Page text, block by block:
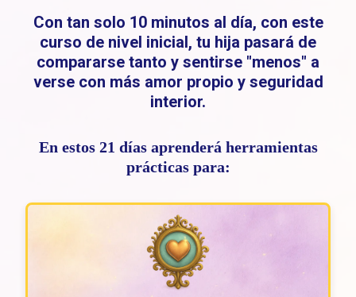
Con tan solo 10 minutos al día, con este
curso de nivel inicial, tu hija pasará de
compararse tanto y sentirse "menos" a
verse con más amor propio y seguridad
interior.
En estos 21 días aprenderá herramientas
prácticas para: